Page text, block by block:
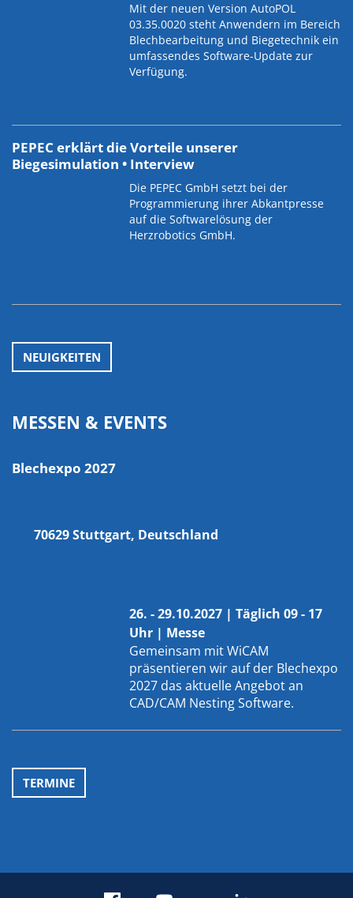
Mit der neuen Version AutoPOL
03.35.0020 steht Anwendern im Bereich
Blechbearbeitung und Biegetechnik ein
umfassendes Software-Update zur
Verfügung.
PEPEC erklärt die Vorteile unserer
Biegesimulation • Interview
Die PEPEC GmbH setzt bei der
Programmierung ihrer Abkantpresse
auf die Softwarelösung der
Herzrobotics GmbH.
NEUIGKEITEN
MESSEN & EVENTS
Blechexpo 2027
70629 Stuttgart, Deutschland
26. - 29.10.2027 | Täglich 09 - 17
Uhr | Messe
Gemeinsam mitWiCAM
präsentieren wir auf der Blechexpo
2027 das aktuelle Angebot an
CAD/CAM Nesting Software.
TERMINE